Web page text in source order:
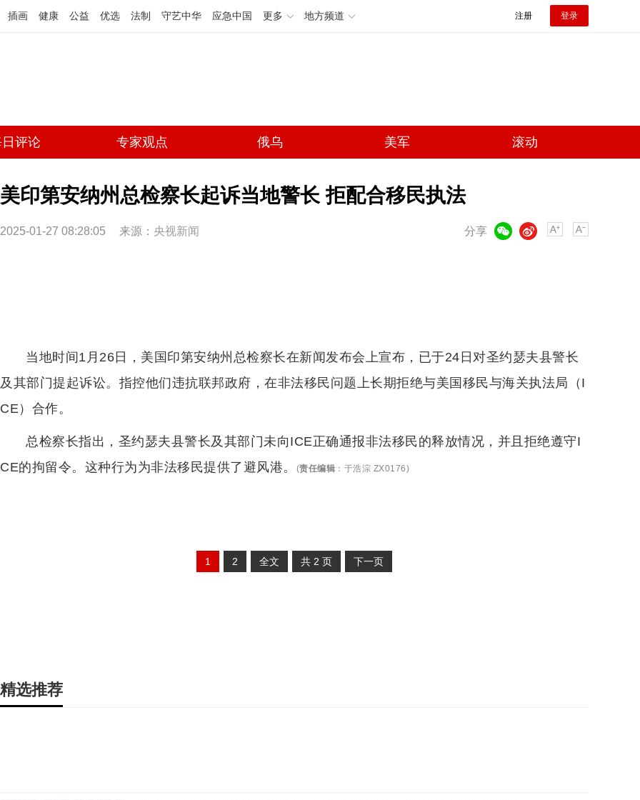
插画 健康 公益 优选 法制 守艺中华 应急中国 更多 地方频道 注册 登录
评论 专家观点 俄乌 美军 滚动
美印第安纳州总检察长起诉当地警长 拒配合移民执法
2025-01-27 08:28:05 来源： 央视新闻 分享
微博
当地时间1月26日，美国印第安纳州总检察长在新闻发布会上宣布，已于24日对圣约瑟夫县警长
及其部门提起诉讼。指控他们违抗联邦政府，在非法移民问题上长期拒绝与美国移民与海关执法局（I
CE）合作。
总检察长指出，圣约瑟夫县警长及其部门未向ICE正确通报非法移民的释放情况，并且拒绝遵守I
CE的拘留令。这种行为为非法移民提供了避风港。
(责任编辑 ： 于浩淙 ZX0176)
1 2 全文 共 2 页 下一页
精选推荐